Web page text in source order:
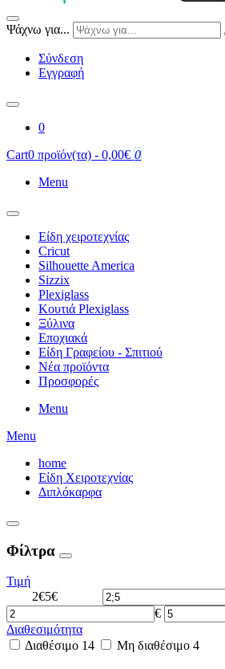
Ψάχνω για...
Σύνδεση
Εγγραφή
0
Cart0 προϊόν(τα) - 0,00€ 0
Menu
Είδη χειροτεχνίας
Cricut
Silhouette America
Sizzix
Plexiglass
Κουτιά Plexiglass
Ξύλινα
Εποχιακά
Είδη Γραφείου - Σπιτιού
Νέα προϊόντα
Προσφορές
Menu
Menu
home
Είδη Χειροτεχνίας
Διπλόκαρφα
Φίλτρα
Τιμή
2€5€
€
Διαθεσιμότητα
Διαθέσιμο 14 Μη διαθέσιμο 4